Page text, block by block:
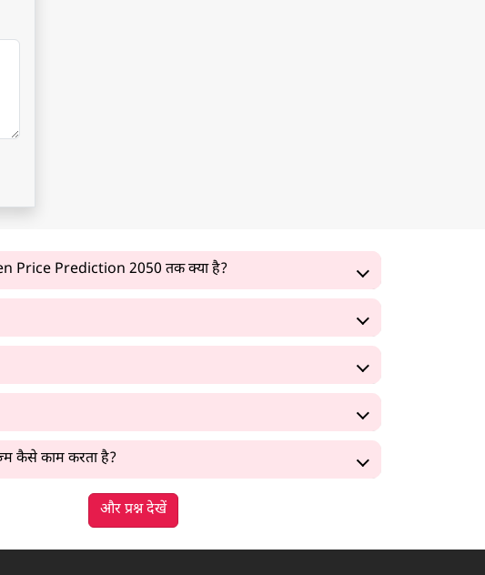
Price Prediction 2050 तक क्या है?
कैसे काम करता है?
और प्रश्न देखें